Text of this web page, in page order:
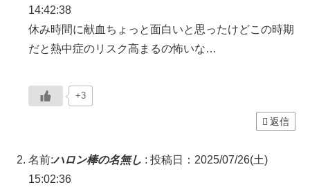
14:42:38
休み時間に献血ちょっと面白いと思ったけどこの時期
だと熱中症のリスク高まるの怖いな…
+3
返信
名前:ハロン棒の名無し : 投稿日：2025/07/26(土)
15:02:36